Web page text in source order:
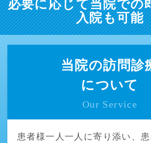
必要に応じて当院での
入院も可能
当院の訪問診
について
Our Service
患者様一人一人に寄り添い、